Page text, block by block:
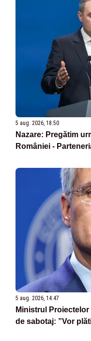
5 aug. 2026, 18:50
Nazare: Pregătim
României -
5 aug. 2026, 14:47
Ministrul
de sabotaj: ”Vor